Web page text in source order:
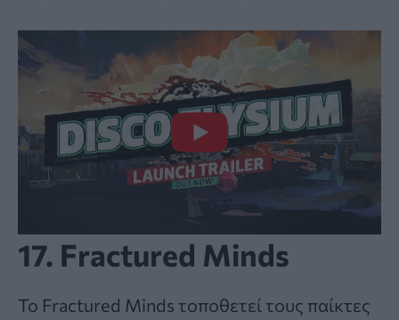
17. Fractured Minds
Το Fractured Minds τοποθετεί τους παίκτες